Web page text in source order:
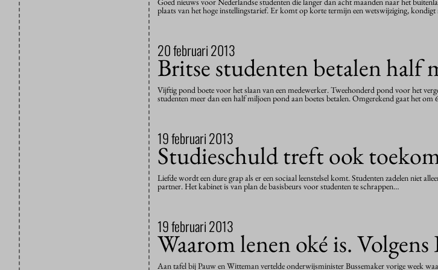
plaats van het hoge instellingstarief. Er komt op korte termijn een wetswijziging,
20 februari 2013
Britse studenten betalen half
Vijftig pond boete voor het slaan van een medewerker. Tweehonderd pond voor het
studenten meer dan een half miljoen pond aan boetes betalen. Omgerekend gaat het
19 februari 2013
Studieschuld treft ook
Liefde wordt een dure grap als er een sociaal leenstelsel komt. Studenten zadelen niet
partner. Het kabinet is van plan de basisbeurs voor studenten te schrappen…
19 februari 2013
Waarom lenen oké is. Volgens
Aan tafel bij Pauw en Witteman vertelde onderwijsminister Bussemaker vorige week